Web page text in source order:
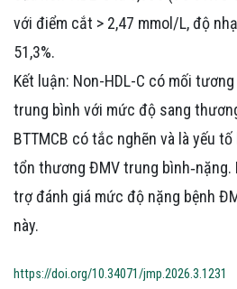
với điểm cắt > 2,47 mmol/L, độ
51,3%.
Kết luận: Non-HDL-C có mối
trung bình với mức độ sang
BTTMCB có tắc nghẽn và là yếu
tổn thương ĐMV trung bình‑nặng.
trợ đánh giá mức độ nặng bệnh
này.
https://doi.org/10.34071/jmp.2026.3.1231